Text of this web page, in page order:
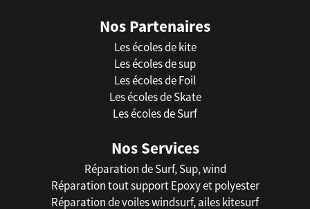
Nos Partenaires
Les écoles de kite
Les écoles de sup
Les écoles de Foil
Les écoles de Skate
Les écoles de Surf
Nos Services
Réparation de Surf, Sup, wind
Réparation tout support Epoxy et polyester
Réparation de voiles windsurf, ailes kitesurf